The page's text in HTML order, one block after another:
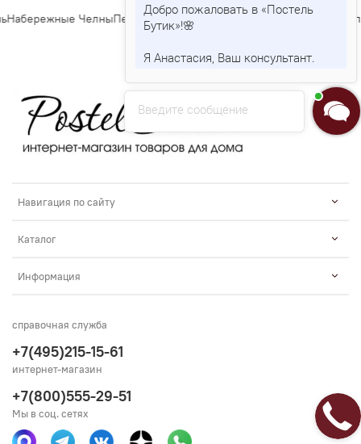
Набережные ЧелныПенза Липецк Киров Тула
Навигация по сайту
Каталог
Информация
справочная служба
+7(495)215-15-61
интернет-магазин
+7(800)555-29-51
Мы в соц. сетях
Введите сообщение
Добро пожаловать в «Постель
Бутик»!🌸
Я Анастасия, Ваш консультант.